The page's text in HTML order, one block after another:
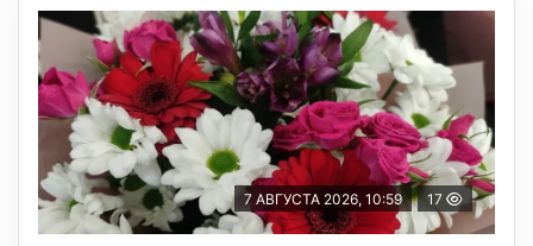
7 АВГУСТА 2026, 10:59 17